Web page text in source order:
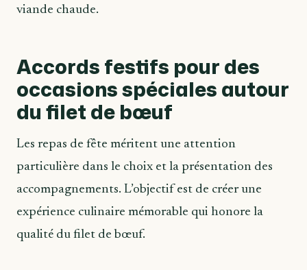
viande chaude.
Accords festifs pour des
occasions spéciales autour
du filet de bœuf
Les repas de fête méritent une attention
particulière dans le choix et la présentation des
accompagnements. L’objectif est de créer une
expérience culinaire mémorable qui honore la
qualité du filet de bœuf.